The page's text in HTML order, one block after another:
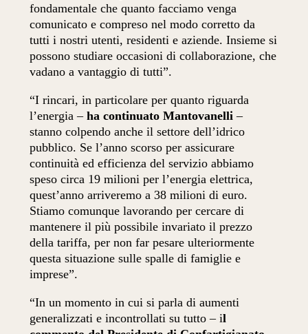
fondamentale che quanto facciamo venga
comunicato e compreso nel modo corretto da
tutti i nostri utenti, residenti e aziende. Insieme si
possono studiare occasioni di collaborazione, che
vadano a vantaggio di tutti”.
“I rincari, in particolare per quanto riguarda
l’energia –ha continuato Mantovanelli –
stanno colpendo anche il settore dell’idrico
pubblico. Se l’anno scorso per assicurare
continuità ed efficienza del servizio abbiamo
speso circa 19 milioni per l’energia elettrica,
quest’anno arriveremo a 38 milioni di euro.
Stiamo comunque lavorando per cercare di
mantenere il più possibile invariato il prezzo
della tariffa, per non far pesare ulteriormente
questa situazione sulle spalle di famiglie e
imprese”.
“In un momento in cui si parla di aumenti
generalizzati e incontrollati su tutto – il